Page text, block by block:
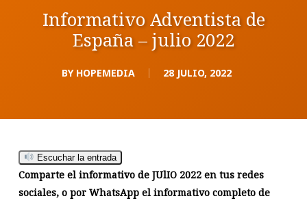
Informativo Adventista de
España – julio 2022
BY HOPEMEDIA 28 JULIO, 2022
Escuchar la entrada
Comparte el informativo de JUlIO 2022 en tus redes
sociales, o por WhatsApp el informativo completo de